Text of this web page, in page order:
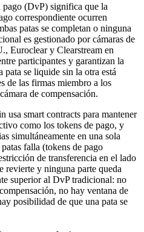
(DvP) significa que la
correspondiente ocurren
patas se completan o ninguna
es gestionado por cámaras de
Euroclear y Clearstream en
participantes y garantizan la
se liquide sin la otra está
de las firmas miembro a los
de compensación.
usa smart contracts para mantener
como los tokens de pago, y
simultáneamente en una sola
falla (tokens de pago
de transferencia en el lado
revierte y ninguna parte queda
superior al DvP tradicional: no
no hay ventana de
posibilidad de que una pata se